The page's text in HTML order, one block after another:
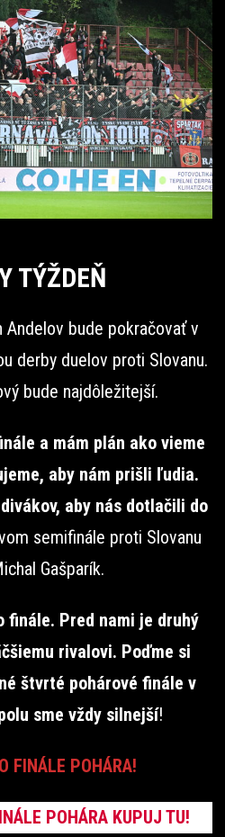
TÝŽDEŇ
Andelov bude pokračovať v
derby duelov proti Slovanu.
bude najdôležitejší.
a mám plán ako vieme
aby nám prišli ľudia.
aby nás dotlačili do
semifinále proti Slovanu
Gašparík.
finále. Pred nami je druhý
rivalovi. Poďme si
štvrté pohárové finále v
sme vždy silnejší!
FINÁLE POHÁRA!
POHÁRA KUPUJ TU!